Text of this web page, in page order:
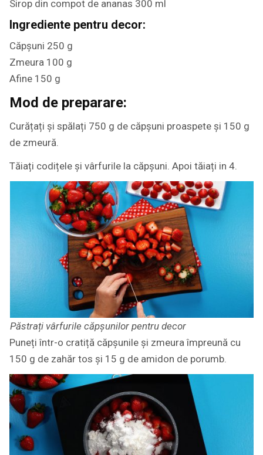
Sirop din compot de ananas 300 ml
Ingrediente pentru decor:
Căpșuni 250 g
Zmeura 100 g
Afine 150 g
Mod de preparare:
Curățați și spălați 750 g de căpșuni proaspete și 150 g
de zmeură.
Tăiați codițele și vârfurile la căpșuni. Apoi tăiați in 4.
Păstrați vârfurile căpșunilor pentru decor
Puneți într-o cratiță căpșunile și zmeura împreună cu
150 g de zahăr tos și 15 g de amidon de porumb.